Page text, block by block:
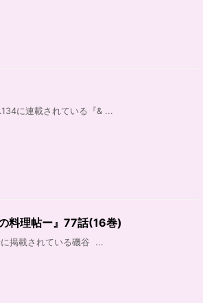
に連載されている『& ...
料理帖ー』77話(16巻)
掲載されている磯谷  ...